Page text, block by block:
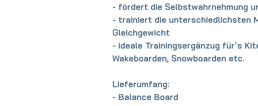
- fördert die Selbstwahrnehmung
- trainiert die unterschiedlichsten
Gleichgewicht
- ideale Trainingsergänzug für´s
Wakeboarden, Snowboarden etc.
Lieferumfang:
- Balance Board